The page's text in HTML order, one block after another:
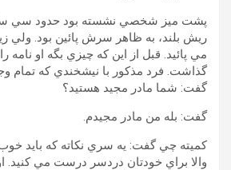
پشت ميز شخصي نشسته بود حدود سي
ريش بلند، به ظاهر سرش پائين بود. ولي
مي پائيد. قبل از اين که چيزي بگه او نامه
گذاشت. فرد مذکور با نيشخندي که تمام
گفت: شما مادر مجيد هستيد؟
گفت: بله من مادر مجيدم.
کميته چي گفت: يه سري نکاته که بايد
والا براي خودتان دردسر درست مي کنيد.